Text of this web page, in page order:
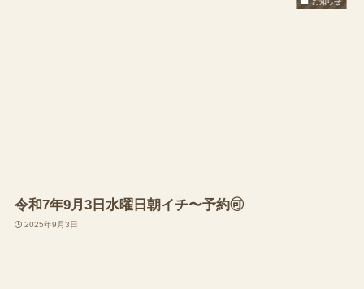
令和7年9月3日水曜日朝イチ〜予約🉑
2025年9月3日